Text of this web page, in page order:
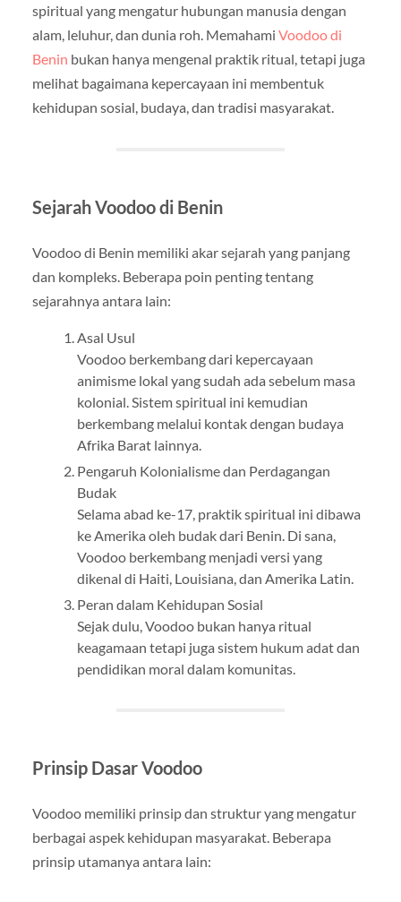
spiritual yang mengatur hubungan manusia dengan
alam, leluhur, dan dunia roh. Memahami Voodoo di
Benin bukan hanya mengenal praktik ritual, tetapi juga
melihat bagaimana kepercayaan ini membentuk
kehidupan sosial, budaya, dan tradisi masyarakat.
Sejarah Voodoo di Benin
Voodoo di Benin memiliki akar sejarah yang panjang
dan kompleks. Beberapa poin penting tentang
sejarahnya antara lain:
Asal Usul
Voodoo berkembang dari kepercayaan
animisme lokal yang sudah ada sebelum masa
kolonial. Sistem spiritual ini kemudian
berkembang melalui kontak dengan budaya
Afrika Barat lainnya.
Pengaruh Kolonialisme dan Perdagangan
Budak
Selama abad ke-17, praktik spiritual ini dibawa
ke Amerika oleh budak dari Benin. Di sana,
Voodoo berkembang menjadi versi yang
dikenal di Haiti, Louisiana, dan Amerika Latin.
Peran dalam Kehidupan Sosial
Sejak dulu, Voodoo bukan hanya ritual
keagamaan tetapi juga sistem hukum adat dan
pendidikan moral dalam komunitas.
Prinsip Dasar Voodoo
Voodoo memiliki prinsip dan struktur yang mengatur
berbagai aspek kehidupan masyarakat. Beberapa
prinsip utamanya antara lain: